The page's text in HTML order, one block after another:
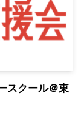
スクール＠東